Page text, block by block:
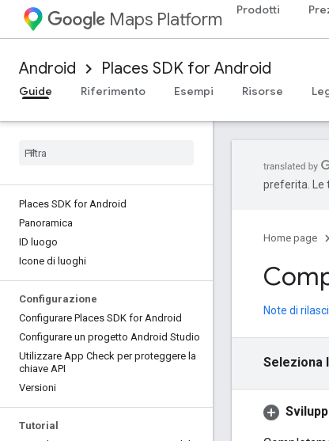
Maps Platform Prodotti
Android Places SDK for Android
Guide
Riferimento Esempi Risorse
Places SDK for Android
Panoramica
ID luogo
Icone di luoghi
Configurazione
Configurare Places SDK for Android
Configurare un progetto Android Studio
Utilizzare App Check per proteggere la
chiave API
Versioni
Tutorial
preferita. Le
Home page
Note di
Seleziona